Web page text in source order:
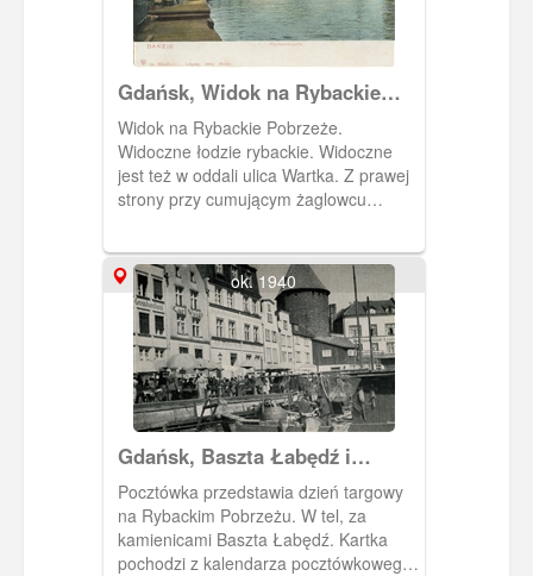
Gdańsk, Widok na Rybackie
Pobrzeże
Widok na Rybackie Pobrzeże.
Widoczne łodzie rybackie. Widoczne
jest też w oddali ulica Wartka. Z prawej
strony przy cumującym żaglowcu
ok. 1940
Gdańsk, Baszta Łabędź i
Rybackie Pobrzeże
Pocztówka przedstawia dzień targowy
na Rybackim Pobrzeżu. W tel, za
kamienicami Baszta Łabędź. Kartka
pochodzi z kalendarza pocztówkowego